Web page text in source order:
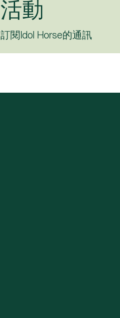
活動
訂閱Idol Horse的通訊